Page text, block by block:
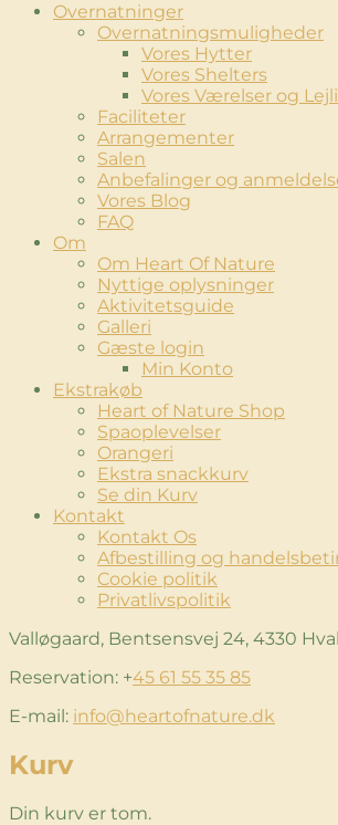
Overnatninger
Overnatningsmuligheder
Vores Hytter
Vores Shelters
Vores Værelser og
Faciliteter
Arrangementer
Salen
Anbefalinger og
Vores Blog
FAQ
Om
Om Heart Of Nature
Nyttige oplysninger
Aktivitetsguide
Galleri
Gæste login
Min Konto
Ekstrakøb
Heart of Nature Shop
Spaoplevelser
Orangeri
Ekstra snackkurv
Se din Kurv
Kontakt
Kontakt Os
Afbestilling og
Cookie politik
Privatlivspolitik
Valløgaard, Bentsensvej 24, 4330
Reservation: +45 61 55 35 85
E-mail: info@heartofnature.dk
Kurv
Din kurv er tom.